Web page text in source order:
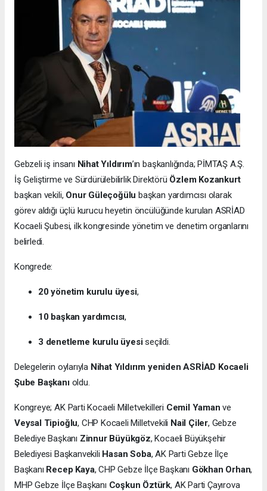
Gebzeli iş insanı Nihat Yıldırım’ın başkanlığında; PİMTAŞ A.Ş.
İş Geliştirme ve Sürdürülebilirlik Direktörü Özlem Kozankurt
başkan vekili, Onur Güleçoğülu başkan yardımcısı olarak
görev aldığı üçlü kurucu heyetin öncülüğünde kurulan ASRİAD
Kocaeli Şubesi, ilk kongresinde yönetim ve denetim organlarını
belirledi.
Kongrede:
20 yönetim kurulu üyesi,
10 başkan yardımcısı,
3 denetleme kurulu üyesiseçildi.
Delegelerin oylarıyla Nihat Yıldırım yeniden ASRİAD Kocaeli
Şube Başkanıoldu.
Kongreye; AK Parti Kocaeli Milletvekilleri Cemil Yaman ve
Veysal Tipioğlu, CHP Kocaeli Milletvekili Nail Çiler, Gebze
Belediye Başkanı Zinnur Büyükgöz, Kocaeli Büyükşehir
Belediyesi Başkanvekili Hasan Soba, AK Parti Gebze İlçe
Başkanı Recep Kaya, CHP Gebze İlçe Başkanı Gökhan Orhan,
MHP Gebze İlçe Başkanı Coşkun Öztürk, AK Parti Çayırova